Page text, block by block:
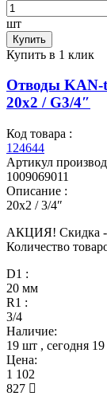
шт
Купить
Купить в 1 клик
Отводы KAN-
20x2 / G3/4″
Код товара :
124644
Артикул
1009069011
Описание :
20x2 / 3/4″
АКЦИЯ! Скидкa -
Количество
D1 :
20 мм
R1 :
3/4
Наличие:
19 шт , сегодня
Цена:
1 102
827